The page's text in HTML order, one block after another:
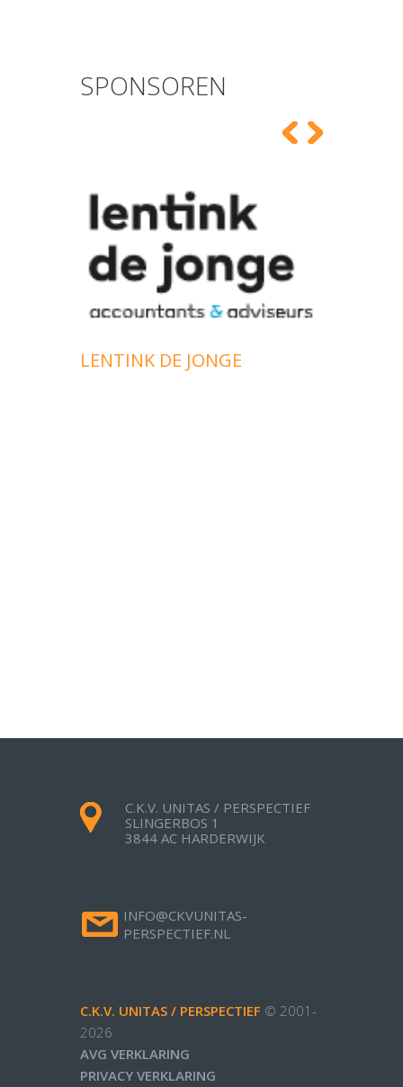
SPONSOREN
LENTINK DE JONGE
C.K.V. UNITAS / PERSPECTIEF
SLINGERBOS 1
3844 AC HARDERWIJK
INFO@CKVUNITAS-
PERSPECTIEF.NL
C.K.V. UNITAS / PERSPECTIEF © 2001-
2026
AVG VERKLARING
PRIVACY VERKLARING